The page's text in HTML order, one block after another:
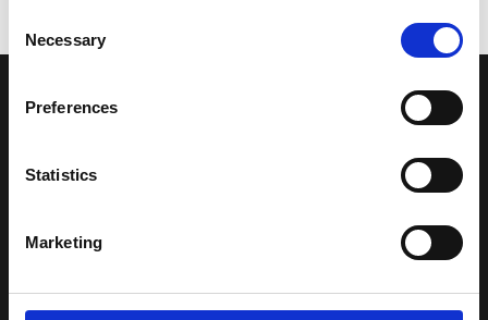
Selection
Necessary
Preferences
Statistics
Marketing
LA NOSTRA MISSION
Una comunità di appassionati della cultura tibetana che hanno
Una regione affascinante, densa di spiritualità che con i suoi
paesaggi e la sua gente è capace di riempire il cuore.